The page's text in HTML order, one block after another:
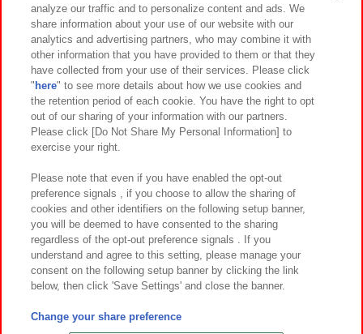
イベント・キャンペーン
関連会社 サステナビリティ サイトポリシー
プライバシーポリシー ウェブアクセシビリティ方針と検証結果
お取引先さまとともに
カスタマーハラスメント対応方針 よくあるご質問・お問い合わせ
©Bandai Namco Amusement Inc.
©Bandai Namco Amusement Lab Inc.
analyze our traffic and to personalize content and ads. We
share information about your use of our website with our
analytics and advertising partners, who may combine it with
other information that you have provided to them or that they
have collected from your use of their services. Please click
" here" to see more details about how we use cookies and
the retention period of each cookie. You have the right to opt
out of our sharing of your information with our partners.
Please click [Do Not Share My Personal Information] to
exercise your right.
Please note that even if you have enabled the opt-out
preference signals , if you choose to allow the sharing of
cookies and other identifiers on the following setup banner,
you will be deemed to have consented to the sharing
regardless of the opt-out preference signals . If you
understand and agree to this setting, please manage your
consent on the following setup banner by clicking the link
below, then click 'Save Settings' and close the banner.
Change your share preference